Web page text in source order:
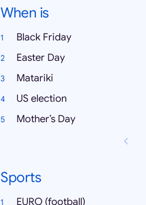
When is
Black Friday
Easter Day
Matariki
US election
Mother’s Day
Sports
EURO (football)